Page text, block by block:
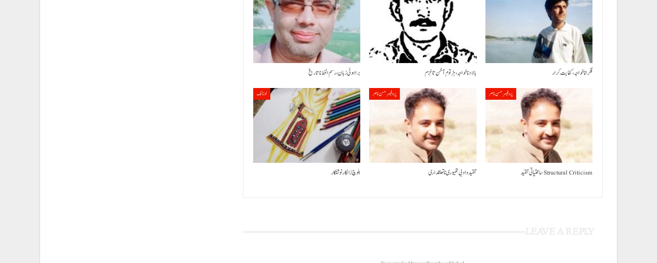
براہوئی زبان ،رسم الخط نا تاریخ بالاد نا خواجہ، ہڑتوم آ خن تا خِزم فکر انا خواجہ، کفایت کرار
لوزانک
بلوچ زالکار نوشتکار
پروفیسر حسن ناصر
تنقید و ادبی تھیوری نا تعلقداری
پروفیسر حسن ناصر
ساختیاتی تنقید Structural Criticism